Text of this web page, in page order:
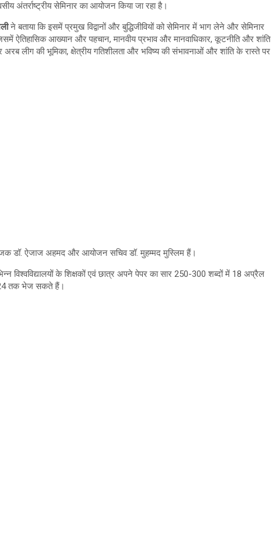
अंतर्राष्ट्रीय सेमिनार का आयोजन किया जा रहा है।
ने बताया कि इसमें प्रमुख विद्वानों और बुद्धिजीवियों को सेमिनार में भाग लेने और सेमिनार
ऐतिहासिक आख्यान और पहचान, मानवीय प्रभाव और मानवाधिकार, कूटनीति और शांति
लीग की भूमिका, क्षेत्रीय गतिशीलता और भविष्य की संभावनाओं और शांति के रास्ते पर
डॉ. ऐजाज अहमद और आयोजन सचिव डॉ. मुहम्मद मुस्लिम हैं।
विश्वविद्यालयों के शिक्षकों एवं छात्र अपने पेपर का सार 250-300 शब्दों में 18 अप्रैल
तक भेज सकते हैं।